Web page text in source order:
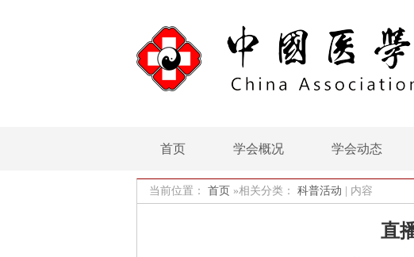
首页 学会概况 学会动态
当前位置： 首页 »相关分类： 科普活动 内容
直